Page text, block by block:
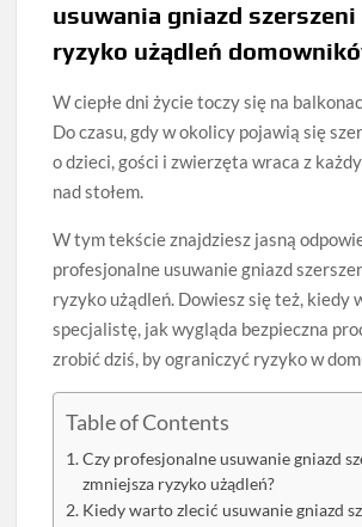
usuwania gniazd
ryzyko użądleń
W ciepłe dni życie toczy się na
Do czasu, gdy w okolicy pojawią się
o dzieci, gości i zwierzęta wraca z
nad stołem.
W tym tekście znajdziesz jasną
profesjonalne usuwanie gniazd
ryzyko użądleń. Dowiesz się też, kiedy
specjalistę, jak wygląda bezpieczna
zrobić dziś, by ograniczyć ryzyko w
Table of Contents
Czy profesjonalne usuwanie gniazd
zmniejsza ryzyko użądleń?
Kiedy warto zlecić usuwanie gniazd